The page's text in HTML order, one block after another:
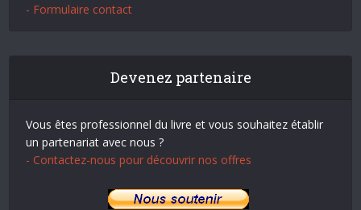
- Formulaire contact
Devenez partenaire
Vous êtes professionnel du livre et vous souhaitez établir
un partenariat avec nous ?
- Contactez-nous pour découvrir nos offres